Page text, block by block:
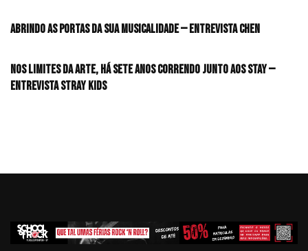
Abrindo as portas da sua musicalidade — Entrevista CHEN
Nos limites da arte, há sete anos correndo junto aos STAY —
Entrevista Stray Kids